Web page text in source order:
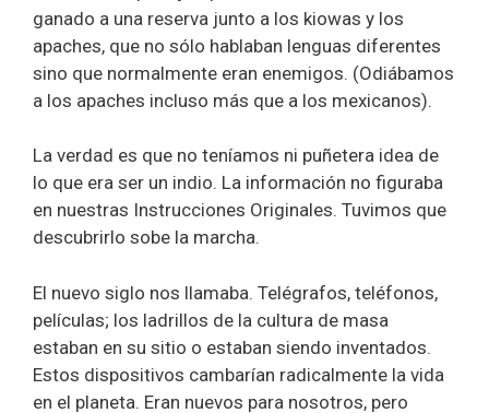
ganado a una reserva junto a los kiowas y los
apaches, que no sólo hablaban lenguas diferentes
sino que normalmente eran enemigos. (Odiábamos
a los apaches incluso más que a los mexicanos).
La verdad es que no teníamos ni puñetera idea de
lo que era ser un indio. La información no figuraba
en nuestras Instrucciones Originales. Tuvimos que
descubrirlo sobe la marcha.
El nuevo siglo nos llamaba. Telégrafos, teléfonos,
películas; los ladrillos de la cultura de masa
estaban en su sitio o estaban siendo inventados.
Estos dispositivos cambarían radicalmente la vida
en el planeta. Eran nuevos para nosotros, pero